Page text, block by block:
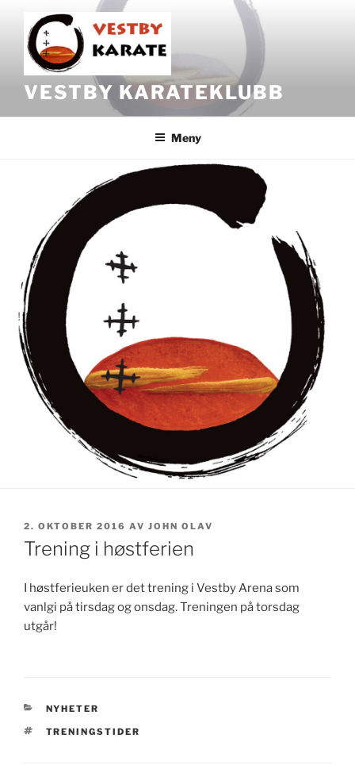
VESTBY KARATEKLUBB
Meny
2. OKTOBER 2016 AV JOHN OLAV
Trening i høstferien
I høstferieuken er det trening i Vestby Arena som
vanlgi på tirsdag og onsdag. Treningen på torsdag
utgår!
NYHETER
TRENINGSTIDER